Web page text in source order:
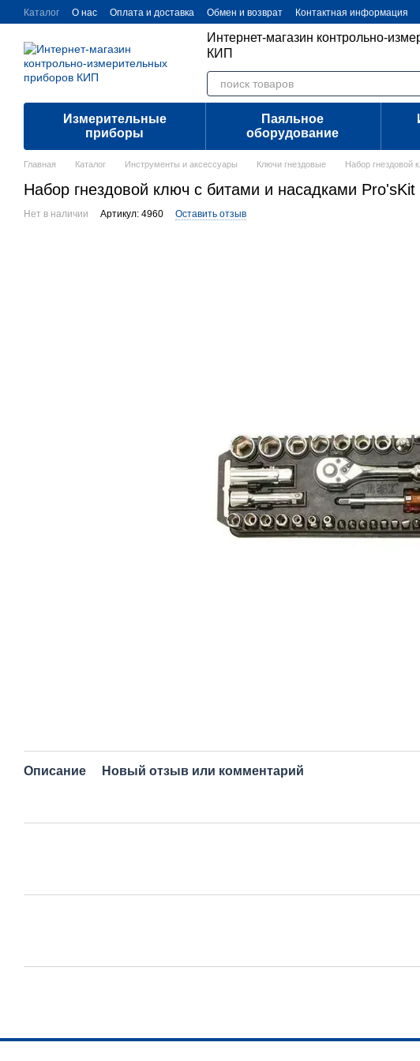
Перейти к основному контенту
Каталог О нас Оплата и доставка Обмен и возврат Контактная информация
Интернет-магазин контрольно-
КИП
Измерительные
приборы
Паяльное
оборудование
Главная Каталог Инструменты и аксессуары Ключи гнездовые Набор гнездовой
Набор гнездовой ключ с битами и насадками
Нет в наличии Артикул: 4960 Оставить отзыв
Описание Новый отзыв или комментарий